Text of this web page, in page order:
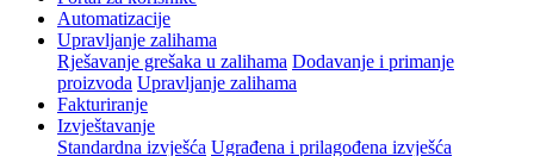
Automatizacije
Upravljanje zalihama
Rješavanje grešaka u zalihama Dodavanje i primanje
proizvoda Upravljanje zalihama
Fakturiranje
Izvještavanje
Standardna izvješća Ugrađena i prilagođena izvješća